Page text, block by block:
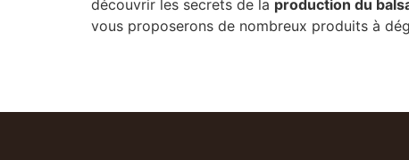
découvrir les secrets de la production du
vous proposerons de nombreux produits à